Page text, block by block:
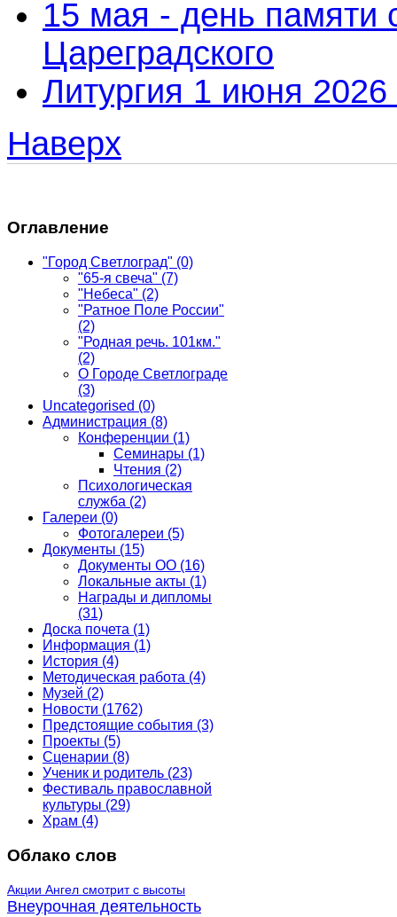
15 мая - день памяти
Цареградского
Литургия 1 июня 2026
Наверх
Оглавление
"Город Светлоград" (0)
"65-я свеча" (7)
"Небеса" (2)
"Ратное Поле России"
(2)
"Родная речь. 101км."
(2)
О Городе Светлограде
(3)
Uncategorised (0)
Администрация (8)
Конференции (1)
Семинары (1)
Чтения (2)
Психологическая
служба (2)
Галереи (0)
Фотогалереи (5)
Документы (15)
Документы ОО (16)
Локальные акты (1)
Награды и дипломы
(31)
Доска почета (1)
Информация (1)
История (4)
Методическая работа (4)
Музей (2)
Новости (1762)
Предстоящие события (3)
Проекты (5)
Сценарии (8)
Ученик и родитель (23)
Фестиваль православной
культуры (29)
Храм (4)
Облако слов
Акции Ангел смотрит с высоты
Внеурочная деятельность